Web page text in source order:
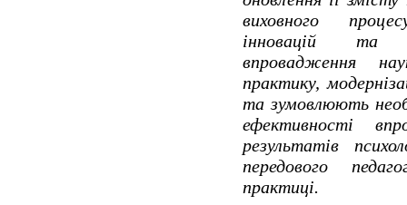
виховного
інновацій та
впровадження
практику,
та зумовлюють
ефективності
результатів
передового
практиці.